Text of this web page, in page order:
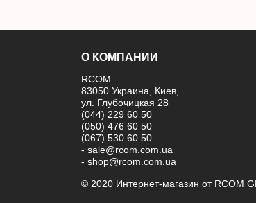
О КОМПАНИИ
RCOM
83050 Украина, Киев,
ул. Глубочицкая 28
(044) 229 60 50
(050) 476 60 50
(067) 530 60 50
- sale@rcom.com.ua
- shop@rcom.com.ua
© 2020 Интернет-магазин от RCOM